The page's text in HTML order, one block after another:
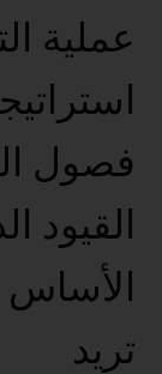
عملية
فصول
القيود
الأساس
تريد